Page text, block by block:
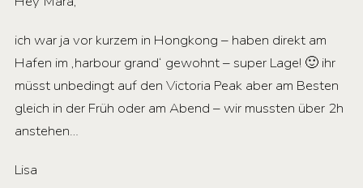
ich war ja vor kurzem in Hongkong – haben direkt am
Hafen im ‚harbour grand‘ gewohnt – super Lage! 🙂 ihr
müsst unbedingt auf den Victoria Peak aber am Besten
gleich in der Früh oder am Abend – wir mussten über 2h
anstehen…
Lisa